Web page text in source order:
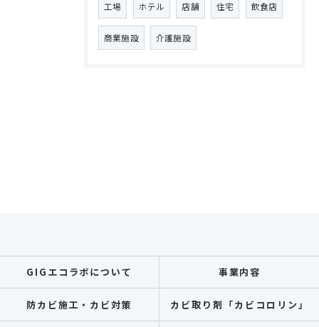
工場 ホテル 店舗 住宅 飲食店
商業施設 介護施設
GIGエコラボについて 事業内容
防カビ施工・カビ対策 カビ取り剤「カビコロリン」